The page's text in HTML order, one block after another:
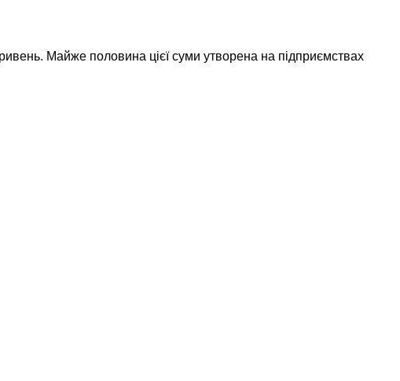
Майже половина цієї суми утворена на підприємствах